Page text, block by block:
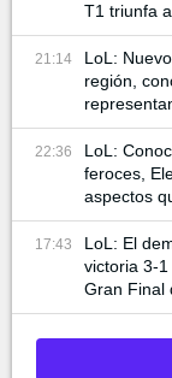
T1 triunfa
21:14
LoL:
región,
22:36
LoL:
feroces,
aspectos
17:43
LoL: El
victoria 3-
Gran Final